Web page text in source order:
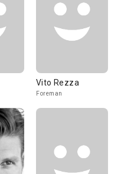
Vito Rezza
Foreman